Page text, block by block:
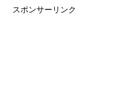
スポンサーリンク